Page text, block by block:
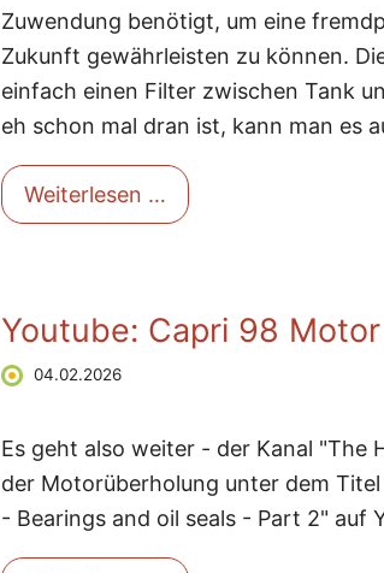
Zuwendung benötigt, um eine
Zukunft gewährleisten zu können.
einfach einen Filter zwischen Tank
eh schon mal dran ist, kann man es
Weiterlesen … Dürkopp Diana -
Youtube: Capri 98
04.02.2026
Es geht also weiter - der Kanal "The
der Motorüberholung unter dem
- Bearings and oil seals - Part 2" auf